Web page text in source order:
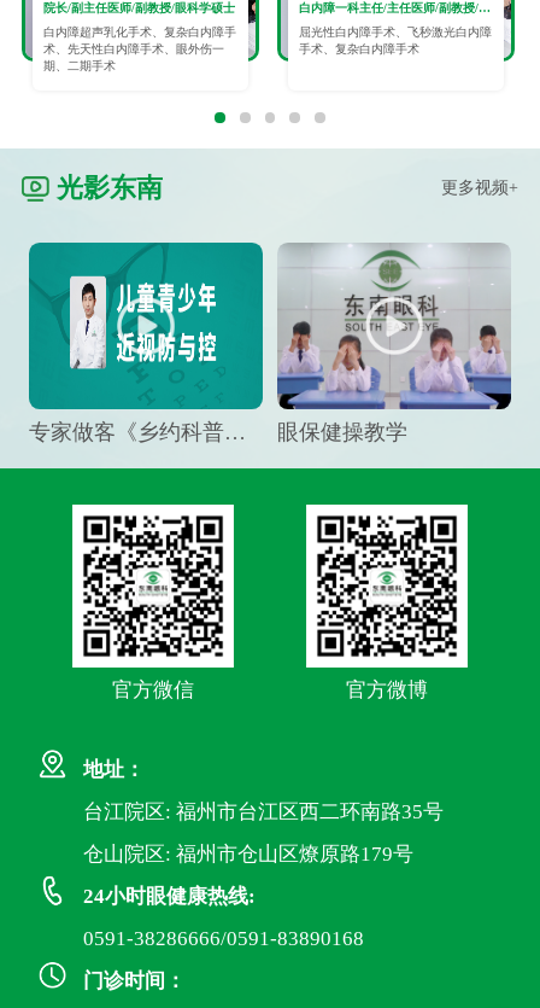
院长/副主任医师/副教授/眼科学硕士
白内障超声乳化手术、复杂白内障手
术、先天性白内障手术、眼外伤一
期、二期手术
白内障一科主任/主任医师/副教授/眼科学硕士
屈光性白内障手术、飞秒激光白内障
手术、复杂白内障手术
光影东南 更多视频+
专家做客《乡约科普》栏目，预防孩子近视竟然这么“简单” 眼保健操教学
官方微信 官方微博
地址：
台江院区: 福州市台江区西二环南路35号
仓山院区: 福州市仓山区燎原路179号
24小时眼健康热线:
0591-38286666/0591-83890168
门诊时间：